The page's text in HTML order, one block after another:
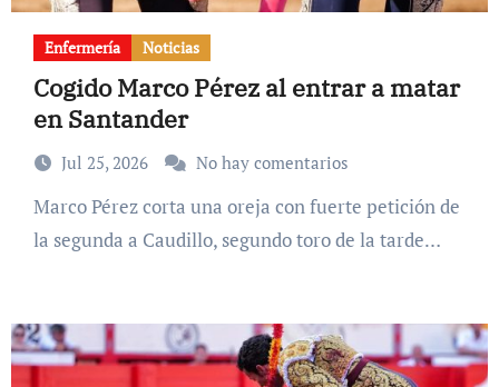
Enfermería Noticias
Cogido Marco Pérez al entrar a matar
en Santander
Jul 25, 2026 No hay comentarios
Marco Pérez corta una oreja con fuerte petición de
la segunda a Caudillo, segundo toro de la tarde…